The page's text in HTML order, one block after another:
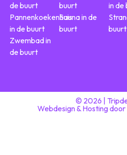
de buurt
Pannenkoekenhuis
in de buurt
Zwembad in
de buurt
buurt
Sauna in de
buurt
in de
buurt
© 2026 |
Webdesign & Hosting door